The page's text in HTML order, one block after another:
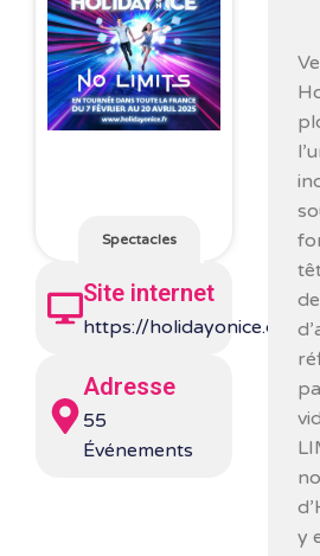
Spectacles
Site internet
https://
Adresse
55
Événements
y